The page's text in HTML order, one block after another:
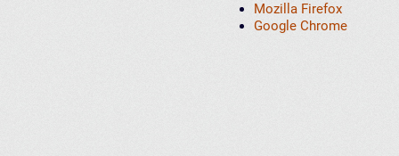
Mozilla Firefox
Google Chrome